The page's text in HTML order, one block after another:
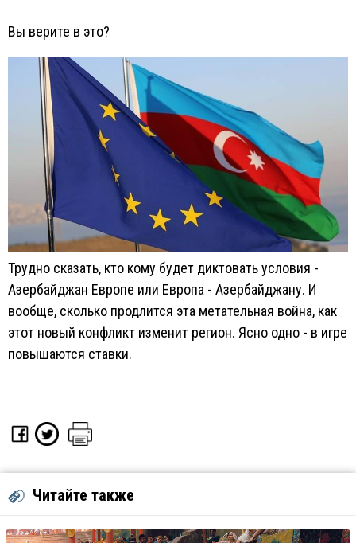
Вы верите в это?
Трудно сказать, кто кому будет диктовать условия -
Азербайджан Европе или Европа - Азербайджану. И
вообще, сколько продлится эта метательная война, как
этот новый конфликт изменит регион. Ясно одно - в игре
повышаются ставки.
Читайте также